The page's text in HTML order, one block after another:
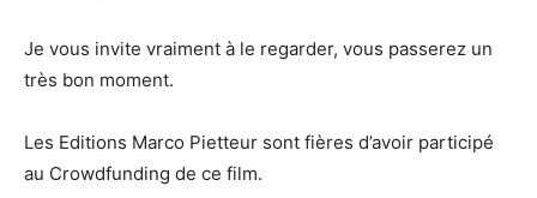
Je vous invite vraiment à le regarder, vous passerez un
très bon moment.
Les Editions Marco Pietteur sont fières d’avoir participé
au Crowdfunding de ce film.